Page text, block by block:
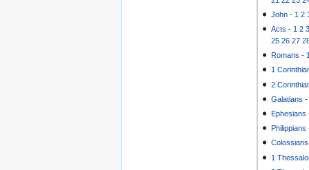
John - 1 2
Acts - 1 2
25 26 27
Romans -
1
2
Galatians
Ephesians
Philippians
Colossians
1